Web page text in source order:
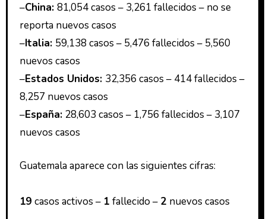
–China: 81,054 casos – 3,261 fallecidos – no se
reporta nuevos casos
–Italia: 59,138 casos – 5,476 fallecidos – 5,560
nuevos casos
–Estados Unidos: 32,356 casos – 414 fallecidos –
8,257 nuevos casos
–España:28,603 casos – 1,756 fallecidos – 3,107
nuevos casos
Guatemala aparece con las siguientes cifras:
19 casos activos – 1 fallecido – 2 nuevos casos